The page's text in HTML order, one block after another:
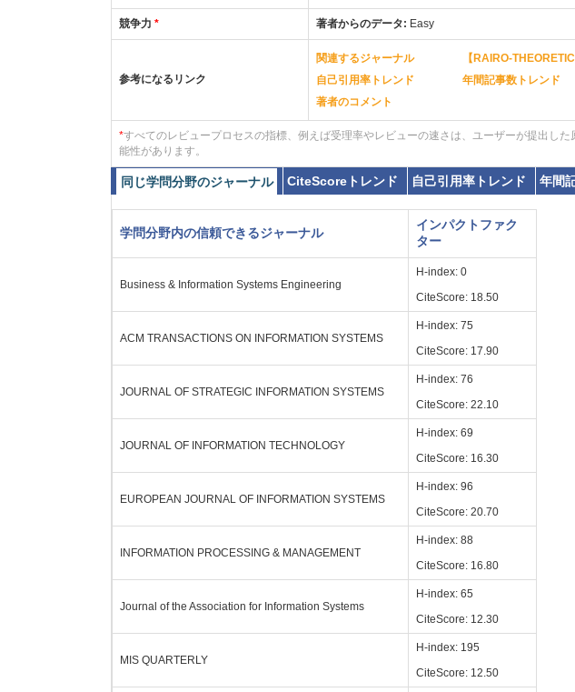
競争力 * 著者からのデータ: Easy
参考になるリンク
関連するジャーナル
【RAIRO-
自己引用率トレンド
年間記事数トレンド
著者のコメント
*すべてのレビュープロセスの指標、例えば受理率やレビューの速さは、ユーザーが提出し
能性があります。
同じ学問分野のジャーナル CiteScoreトレンド 自己引用率トレンド 年間
学問分野内の信頼できるジャーナル
インパクトファク
ター
Business & Information Systems Engineering
H-index: 0
CiteScore: 18.50
ACM TRANSACTIONS ON INFORMATION SYSTEMS
H-index: 75
CiteScore: 17.90
JOURNAL OF STRATEGIC INFORMATION SYSTEMS
H-index: 76
CiteScore: 22.10
JOURNAL OF INFORMATION TECHNOLOGY
H-index: 69
CiteScore: 16.30
EUROPEAN JOURNAL OF INFORMATION SYSTEMS
H-index: 96
CiteScore: 20.70
INFORMATION PROCESSING & MANAGEMENT
H-index: 88
CiteScore: 16.80
Journal of the Association for Information Systems
H-index: 65
CiteScore: 12.30
MIS QUARTERLY
H-index: 195
CiteScore: 12.50